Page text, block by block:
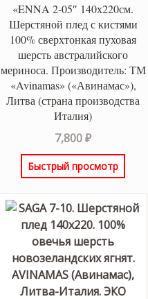
«ENNA 2-05″ 140х220см.
Шерстяной плед с кистями
100% сверхтонкая пуховая
шерсть австралийского
мериноса. Производитель: ТМ
«Avinamas» («Авинамас»),
Литва (страна производства
Италия)
7,800₽
Быстрый просмотр